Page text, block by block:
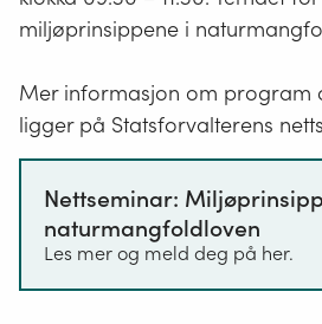
motordrevne
miljøprinsippene i
Mer informasjon om program
ligger på Statsforvalterens
Nettseminar:
naturmangfoldloven
Les mer og meld deg på her.